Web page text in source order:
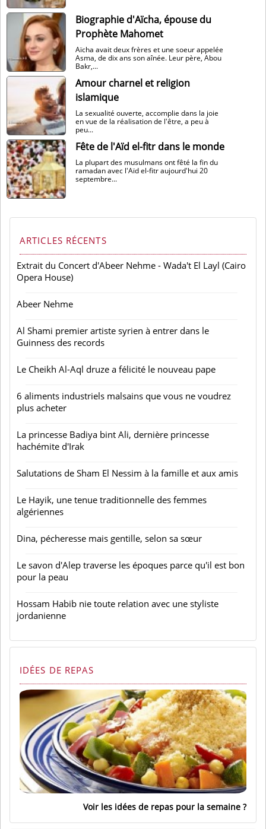
Biographie d'Aïcha, épouse du
Prophète Mahomet
Aïcha avait deux frères et une soeur appelée
Asma, de dix ans son aînée. Leur père, Abou
Bakr,...
Amour charnel et religion
islamique
La sexualité ouverte, accomplie dans la joie
en vue de la réalisation de l'être, a peu à
peu...
Fête de l'Aïd el-fitr dans le monde
La plupart des musulmans ont fêté la fin du
ramadan avec l'Aïd el-fitr aujourd'hui 20
septembre...
ARTICLES RÉCENTS
Extrait du Concert d'Abeer Nehme - Wada't El Layl (Cairo
Opera House)
Abeer Nehme
Al Shami premier artiste syrien à entrer dans le
Guinness des records
Le Cheikh Al-Aql druze a félicité le nouveau pape
6 aliments industriels malsains que vous ne voudrez
plus acheter
La princesse Badiya bint Ali, dernière princesse
hachémite d'Irak
Salutations de Sham El Nessim à la famille et aux amis
Le Hayik, une tenue traditionnelle des femmes
algériennes
Dina, pécheresse mais gentille, selon sa sœur
Le savon d'Alep traverse les époques parce qu'il est bon
pour la peau
Hossam Habib nie toute relation avec une styliste
jordanienne
IDÉES DE REPAS
Voir les idées de repas pour la semaine